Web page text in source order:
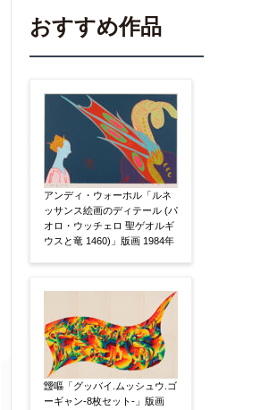
※不明な項目は空欄で結構です。
▼
作品の作家名 【任意】
作品の画題 【任意】
立体
その他
絵の画面サイズ 【任意】
おすすめ作品
アンディ・ウォーホル「ルネ
ッサンス絵画のディテール (パ
オロ・ウッチェロ 聖ゲオルギ
ウスと竜 1460)」版画 1984年
靉嘔「グッバイ.ムッシュウ.ゴ
ーギャン-8枚セット-」版画